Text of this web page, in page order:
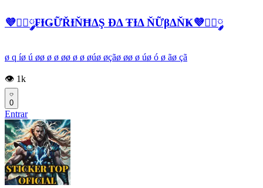
💜፝⃟༘₣ƗǤỮŘƗŇĦΔŞ ĐΔ ŦƗΔ ŇỮβΔŇҜ💜፝⃟༘
ø q íø ú øø ø ø øø ø ø øúø øçãø øø ø úø ó ø ãø çã
👁️ 1k
0
Entrar